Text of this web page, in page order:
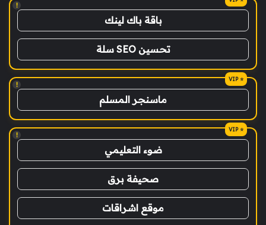
!
باقة باك لينك
تحسين SEO سلة
!
ماسنجر المسلم
!
ضوء التعليمي
صحيفة برق
موقع اشراقات